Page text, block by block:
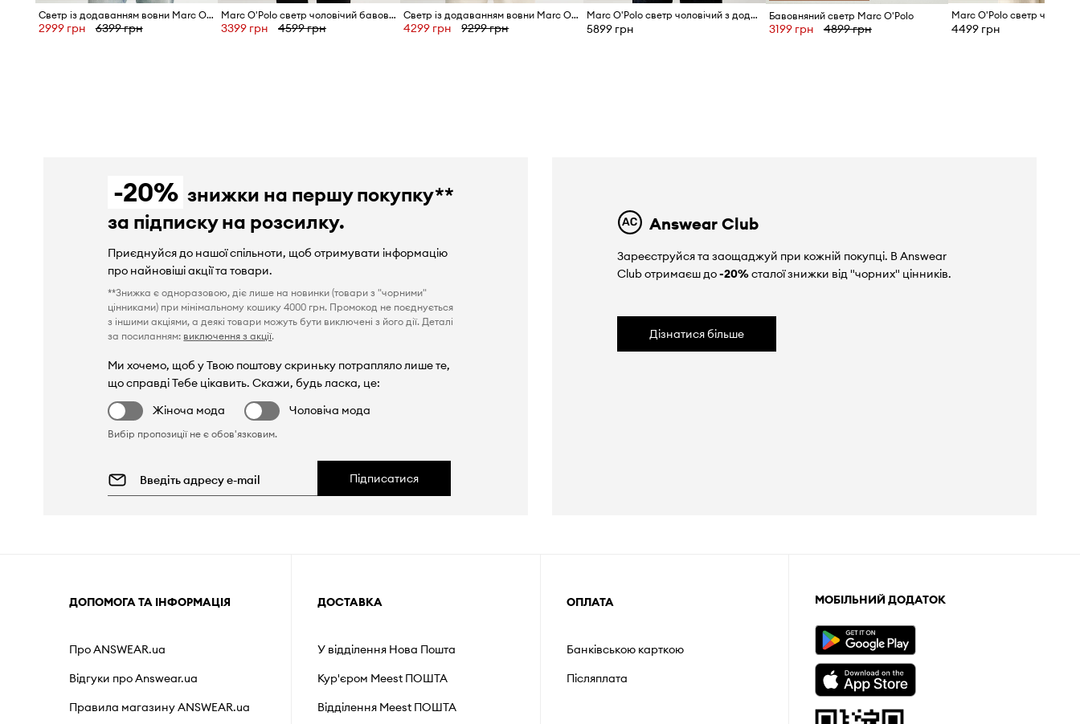
Светр із додаванням вовни Marc O'Polo
2999 грн 6399 грн
Marc O'Polo светр чоловічий бавовняний
3399 грн 4599 грн
Светр із додаванням вовни Marc O'Polo
4299 грн 9299 грн
Marc O'Polo светр чоловічий з додаванням вовни
5899 грн
Бавовняний светр Marc O'Polo
3199 грн 4899 грн 4499 грн
-20% знижки на першу покупку**
за підписку на розсилку.
Приєднуйся до нашої спільноти, щоб отримувати інформацію
про найновіші акції та товари.
**Знижка є одноразовою, діє лише на новинки (товари з "чорними"
цінниками) при мінімальному кошику 4000 грн. Промокод не поєднується
з іншими акціями, а деякі товари можуть бути виключені з його дії. Деталі
за посиланням: виключення з акції.
Ми хочемо, щоб у Твою поштову скриньку потрапляло лише те,
що справді Тебе цікавить. Скажи, будь ласка, це:
Жіноча мода
Чоловіча мода
Вибір пропозиції не є обов'язковим.
Підписатися
Answear Club
Зареєструйся та заощаджуй при кожній покупці. В Answear
Club отримаєш до-20%сталої знижки від "чорних" цінників.
Дізнатися більше
ДОПОМОГА ТА ІНФОРМАЦІЯ
Про ANSWEAR.ua
Відгуки про Answear.ua
Правила магазину ANSWEAR.ua
ДОСТАВКА
У відділення Нова Пошта
Кур'єром Meest ПОШТА
Відділення Мeest ПОШТА
ОПЛАТА
Банківською карткою
Післяплата
МОБІЛЬНИЙ ДОДАТОК